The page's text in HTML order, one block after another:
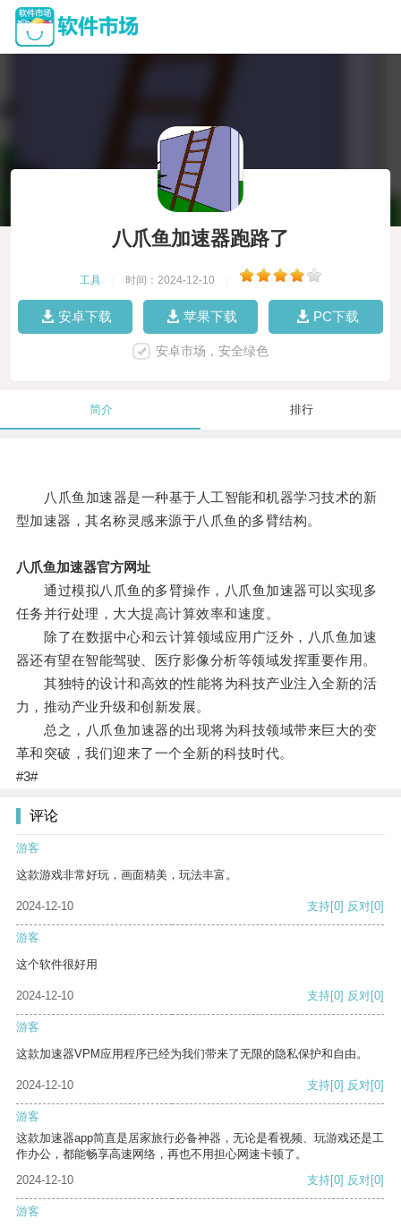
八爪鱼加速器跑路了
工具 时间：2024-12-10
安卓下载 苹果下载 PC下载
安卓市场，安全绿色
简介 排行
八爪鱼加速器是一种基于人工智能和机器学习技术的新
型加速器，其名称灵感来源于八爪鱼的多臂结构。
八爪鱼加速器官方网址
通过模拟八爪鱼的多臂操作，八爪鱼加速器可以实现多
任务并行处理，大大提高计算效率和速度。
除了在数据中心和云计算领域应用广泛外，八爪鱼加速
器还有望在智能驾驶、医疗影像分析等领域发挥重要作用。
其独特的设计和高效的性能将为科技产业注入全新的活
力，推动产业升级和创新发展。
总之，八爪鱼加速器的出现将为科技领域带来巨大的变
革和突破，我们迎来了一个全新的科技时代。
#3#
评论
游客
这款游戏非常好玩，画面精美，玩法丰富。
2024-12-10 支持[0] 反对[0]
游客
这个软件很好用
2024-12-10 支持[0] 反对[0]
游客
这款加速器VPM应用程序已经为我们带来了无限的隐私保护和自由。
2024-12-10 支持[0] 反对[0]
游客
这款加速器app简直是居家旅行必备神器，无论是看视频、玩游戏还是工
作办公，都能畅享高速网络，再也不用担心网速卡顿了。
2024-12-10
支持[0] 反对[0]
游客